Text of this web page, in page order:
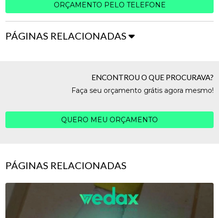
ORÇAMENTO PELO TELEFONE
PÁGINAS RELACIONADAS
ENCONTROU O QUE PROCURAVA?
Faça seu orçamento grátis agora mesmo!
QUERO MEU ORÇAMENTO
PÁGINAS RELACIONADAS